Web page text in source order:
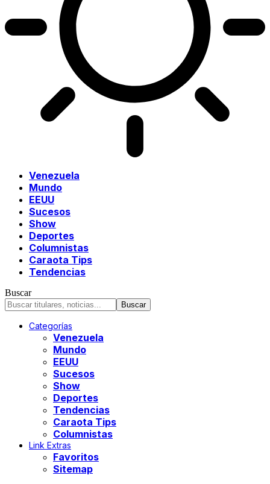
Venezuela
Mundo
EEUU
Sucesos
Show
Deportes
Columnistas
Caraota Tips
Tendencias
Buscar
Categorías
Venezuela
Mundo
EEUU
Sucesos
Show
Deportes
Tendencias
Caraota Tips
Columnistas
Link Extras
Favoritos
Sitemap